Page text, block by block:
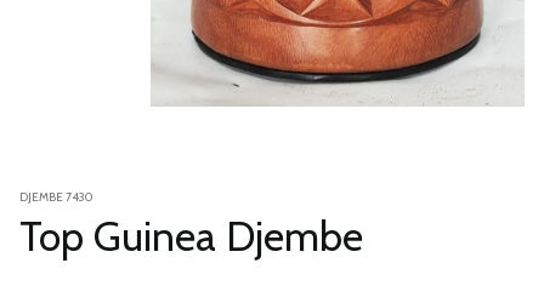
DJEMBE 7430
Top Guinea Djembe